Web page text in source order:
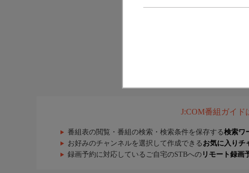
J:COM番組ガイド
番組表の閲覧・番組の検索・検索条件を保存する検索ワ
お好みのチャンネルを選択して作成できる お気に入りチ
録画予約に対応しているご自宅のSTBへの リモート録画